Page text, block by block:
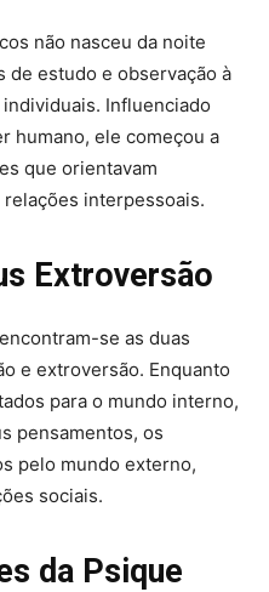
não nasceu da noite
de estudo e observação à
Influenciado
humano, ele começou a
que orientavam
interpessoais.
Extroversão
se as duas
e extroversão. Enquanto
para o mundo interno,
pensamentos, os
pelo mundo externo,
sociais.
da Psique